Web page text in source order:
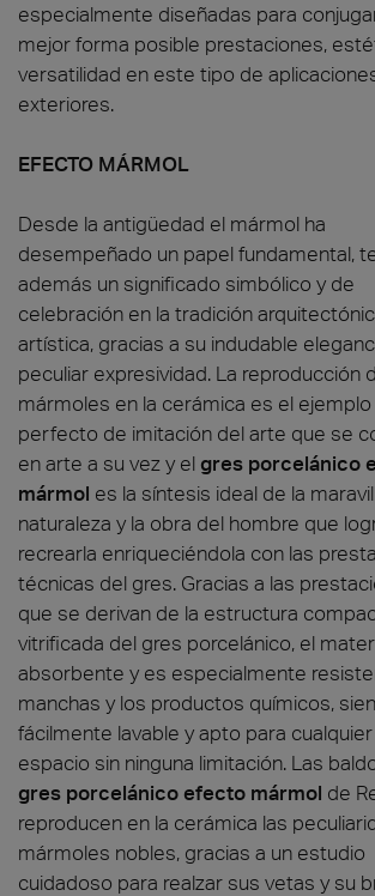
especialmente diseñadas para
mejor forma posible prestaciones,
versatilidad en este tipo de
exteriores.
EFECTO MÁRMOL
Desde la antigüedad el mármol ha
desempeñado un papel fundamental,
además un significado simbólico y de
celebración en la tradición
artística, gracias a su indudable
peculiar expresividad. La reproducción
mármoles en la cerámica es el ejemplo
perfecto de imitación del arte que se
en arte a su vez y el gres porcelánico
mármol es la síntesis ideal de la
naturaleza y la obra del hombre que
recrearla enriqueciéndola con las
técnicas del gres. Gracias a las
que se derivan de la estructura
vitrificada del gres porcelánico, el
absorbente y es especialmente
manchas y los productos químicos,
fácilmente lavable y apto para
espacio sin ninguna limitación. Las
gres porcelánico efecto mármol de
reproducen en la cerámica las
mármoles nobles, gracias a un estudio
cuidadoso para realzar sus vetas y su